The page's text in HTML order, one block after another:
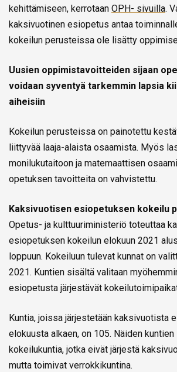
kehittämiseen, kerrotaan OPH- sivuilla.
kaksivuotinen esiopetus antaa
kokeilun perusteissa ole lisätty
Uusien oppimistavoitteiden sijaan
voidaan syventyä tarkemmin lapsia
aiheisiin
Kokeilun perusteissa on painotettu
liittyvää laaja-alaista osaamista. Myös
monilukutaitoon ja matemaattisen
opetuksen tavoitteita on vahvistettu.
Kaksivuotisen esiopetuksen kokeilu
Opetus- ja kulttuuriministeriö toteuttaa
esiopetuksen kokeilun elokuun 2021
loppuun. Kokeiluun tulevat kunnat on
2021. Kuntien sisältä valitaan
esiopetusta järjestävät
Kuntia, joissa järjestetään kaksivuotista
elokuusta alkaen, on 105. Näiden
kokeilukuntia, jotka eivät järjestä
mutta toimivat verrokkikuntina.